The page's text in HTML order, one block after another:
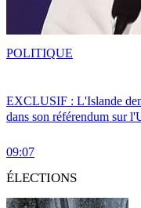
EXCLUSIF : L'Islande
dans son référendum sur
09:07
POLITIQUE
ÉLECTIONS